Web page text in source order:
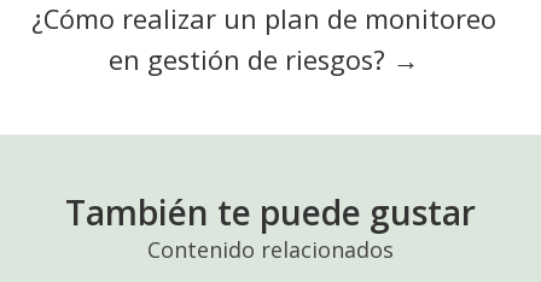
¿Cómo realizar un plan de monitoreo
en gestión de riesgos? →
También te puede gustar
Contenido relacionados